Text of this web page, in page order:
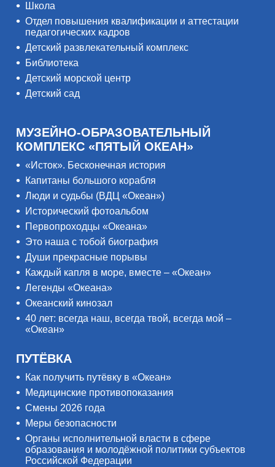
Школа
Отдел повышения квалификации и аттестации
педагогических кадров
Детский развлекательный комплекс
Библиотека
Детский морской центр
Детский сад
МУЗЕЙНО-ОБРАЗОВАТЕЛЬНЫЙ
КОМПЛЕКС «ПЯТЫЙ ОКЕАН»
«Исток». Бесконечная история
Капитаны большого корабля
Люди и судьбы (ВДЦ «Океан»)
Исторический фотоальбом
Первопроходцы «Океана»
Это наша с тобой биография
Души прекрасные порывы
Каждый капля в море, вместе – «Океан»
Легенды «Океана»
Океанский кинозал
40 лет: всегда наш, всегда твой, всегда мой –
«Океан»
ПУТЁВКА
Как получить путёвку в «Океан»
Медицинские противопоказания
Смены 2026 года
Меры безопасности
Органы исполнительной власти в сфере
образования и молодёжной политики субъектов
Российской Федерации